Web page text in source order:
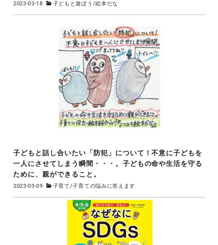
2023-03-18 子どもと遊ぼう /絵本だな
子どもと話し合いたい「防犯」について！不意に子どもを
一人にさせてしまう瞬間・・・。子どもの命や生活を守る
ために、親ができること。
2023-03-09 子育て/子育ての悩みに答えます